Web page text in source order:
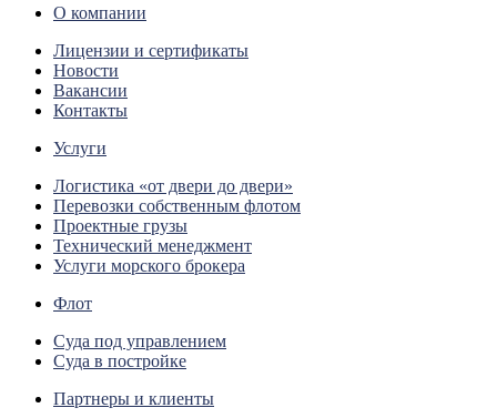
О компании
Лицензии и сертификаты
Новости
Вакансии
Контакты
Услуги
Логистика «от двери до двери»
Перевозки собственным флотом
Проектные грузы
Технический менеджмент
Услуги морского брокера
Флот
Суда под управлением
Суда в постройке
Партнеры и клиенты